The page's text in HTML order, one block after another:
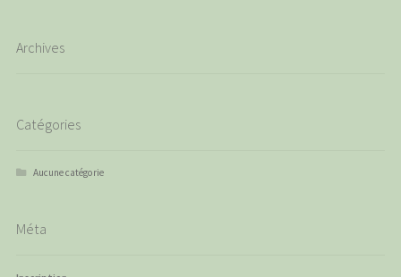
Archives
Catégories
Aucune catégorie
Méta